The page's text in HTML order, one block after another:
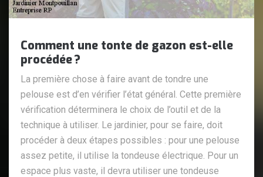
Comment une tonte de gazon est-elle
procédée ?
La première chose à faire avant de tondre une
pelouse est d’en vérifier l’état général. Cette première
vérification déterminera le choix de l’outil et de la
technique à utiliser. Le jardinier, pour se faire, doit
procéder à deux étapes possibles : pour une pelouse
assez petite, il utilise la tondeuse électrique. Pour un
espace plus vaste, il devra utiliser une tondeuse